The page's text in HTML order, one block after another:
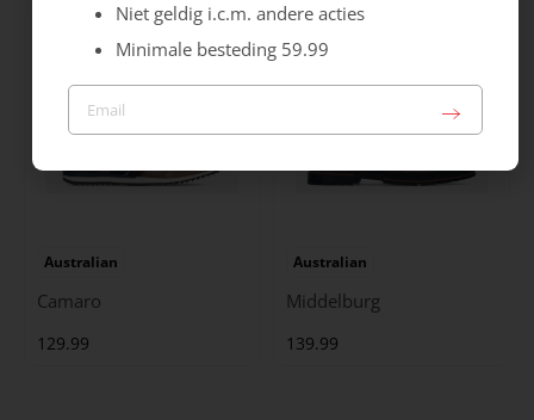
Australian
Camaro
129.99
Australian
Middelburg
139.99
Niet geldig i.c.m. andere acties
Minimale besteding 59.99